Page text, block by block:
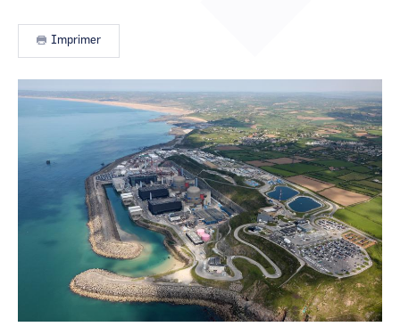
OccitanieOccitanie
Imprimer